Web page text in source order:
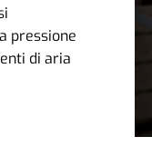
pressione
di aria